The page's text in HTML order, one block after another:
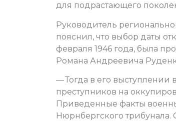
для подрастающего
Руководитель
пояснил, что выбор даты
февраля 1946 года, была
Романа Андреевича
— Тогда в его выступлении
преступников на
Приведенные факты
Нюрнбергского трибунала.